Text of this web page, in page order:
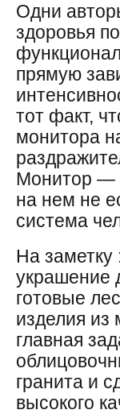
Одни
здоровья
прямую
тот факт,
монитора
Монитор —
на нем не
система
На заметку
украшение
готовые
изделия из
главная
гранита и
высокого